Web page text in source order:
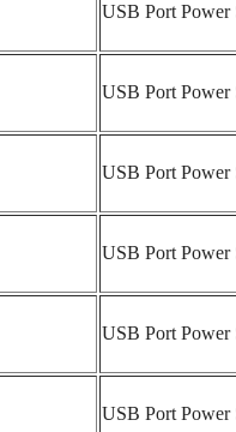
USB Port
USB Port
USB Port
USB Port
USB Port
USB Port